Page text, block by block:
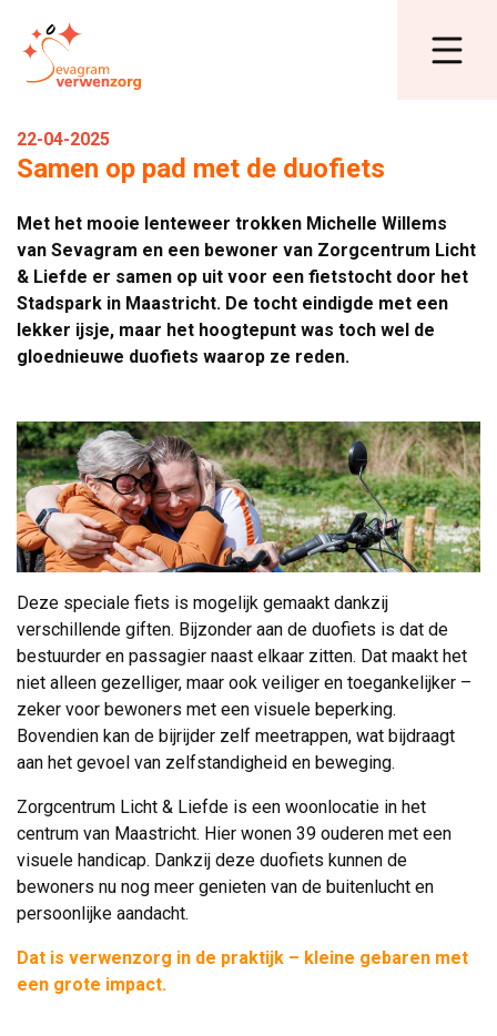
22-04-2025
Samen op pad met de duofiets
Met het mooie lenteweer trokken Michelle Willems
van Sevagram en een bewoner van Zorgcentrum Licht
& Liefde er samen op uit voor een fietstocht door het
Stadspark in Maastricht. De tocht eindigde met een
lekker ijsje, maar het hoogtepunt was toch wel de
gloednieuwe duofiets waarop ze reden.
Deze speciale fiets is mogelijk gemaakt dankzij
verschillende giften. Bijzonder aan de duofiets is dat de
bestuurder en passagier naast elkaar zitten. Dat maakt het
niet alleen gezelliger, maar ook veiliger en toegankelijker –
zeker voor bewoners met een visuele beperking.
Bovendien kan de bijrijder zelf meetrappen, wat bijdraagt
aan het gevoel van zelfstandigheid en beweging.
Zorgcentrum Licht & Liefde is een woonlocatie in het
centrum van Maastricht. Hier wonen 39 ouderen met een
visuele handicap. Dankzij deze duofiets kunnen de
bewoners nu nog meer genieten van de buitenlucht en
persoonlijke aandacht.
Dat is verwenzorg in de praktijk – kleine gebaren met
een grote impact.